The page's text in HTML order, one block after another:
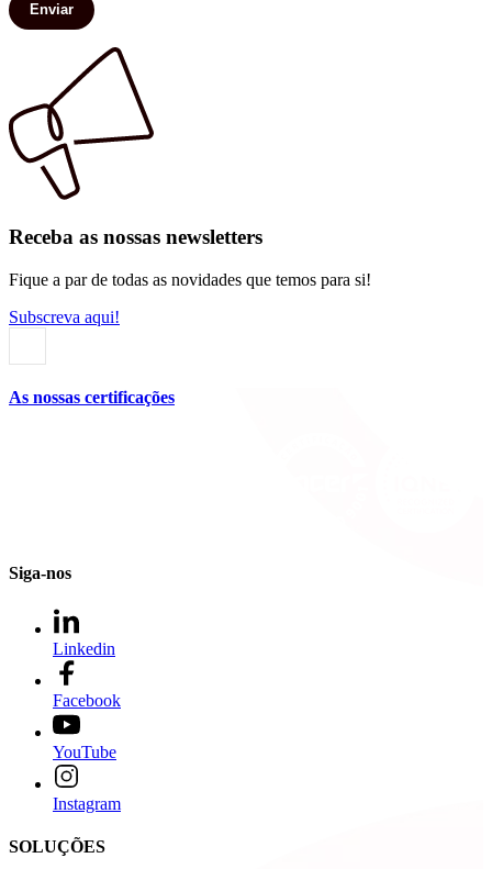
Enviar
Receba as nossas newsletters
Fique a par de todas as novidades que temos para si!
Subscreva aqui!
As nossas certificações
Siga-nos
Linkedin
Facebook
YouTube
Instagram
SOLUÇÕES